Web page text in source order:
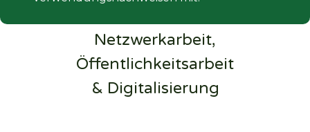
Netzwerkarbeit,
Öffentlichkeitsarbeit
& Digitalisierung